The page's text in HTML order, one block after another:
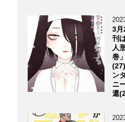
3
刊
人
巻
ン
ニ
還